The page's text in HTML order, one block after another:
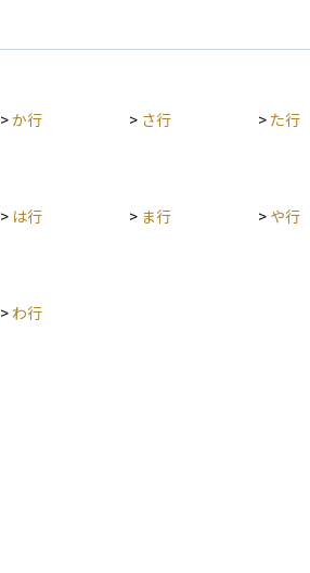
>か行 > さ行 > た行
> は行 > ま行 > や行
> わ行